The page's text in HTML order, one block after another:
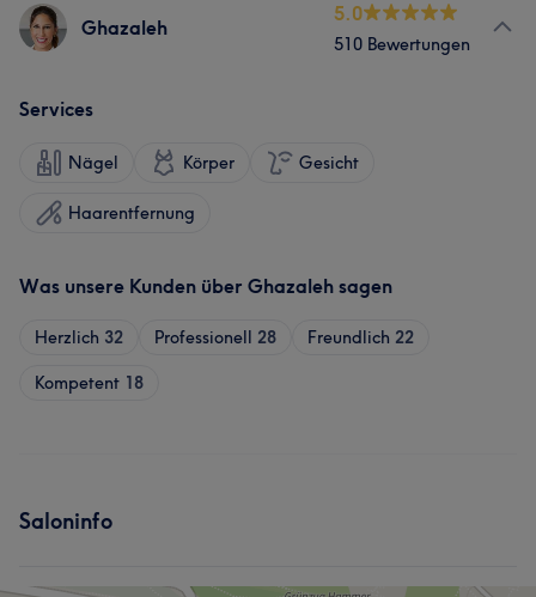
Ghazaleh
5.0
510 Bewertungen
Services
Nägel Körper Gesicht
Haarentfernung
Was unsere Kunden über Ghazaleh sagen
Herzlich 32 Professionell 28 Freundlich 22
Kompetent 18
Saloninfo